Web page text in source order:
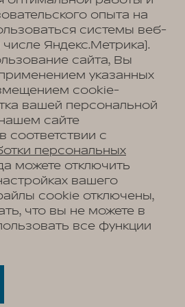
на коммуникацию
персональных данных третьим лицам
9 км от МКАД
д. 23
опыта на
системы веб-
Яндекс.Метрика).
сайта, Вы
указанных
cookie-
вашей персональной
сайте
соответствии с
персональных
можете отключить
вашего
cookie отключены,
что вы не можете в
все функции